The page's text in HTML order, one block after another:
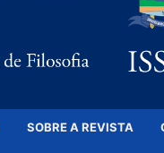
SOBRE A REVISTA